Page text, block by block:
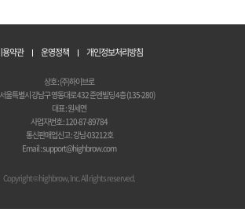
용약관 운영정책 개인정보처리방침
상호 : (주)하이브로
울특별시 강남구 영동대로 432 준앤빌딩 4층 (135-280)
대표 : 원세연
사업자번호 : 120-87-89784
통신판매업신고 : 강남-03212호
Email : support@highbrow.com
Copyright © highbrow, Inc. All rights reserved.